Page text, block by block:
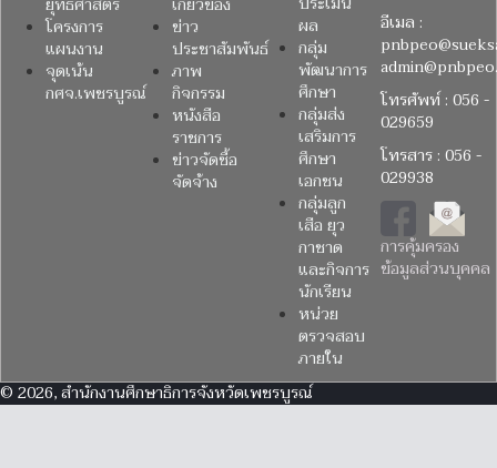
โครงการ
แผนงาน
จุดเน้น
กศจ.เพชรบูรณ์
ข่าว
ประชาสัมพันธ์
ภาพ
กิจกรรม
หนังสือ
ราชการ
ข่าวจัดซื้อ
จัดจ้าง
ผล
กลุ่ม
พัฒนาการ
ศึกษา
กลุ่มส่ง
เสริมการ
ศึกษา
เอกชน
กลุ่มลูก
เสือ ยุว
กาชาด
และกิจการ
นักเรียน
หน่วย
ตรวจสอบ
ภายใน
อีเมล :
โทรศัพท์ : 056 -
029659
โทรสาร : 056 -
029938
การคุ้มครอง
ข้อมูลส่วนบุคคล
© 2026, สำนักงานศึกษาธิการจังหวัดเพชรบูรณ์